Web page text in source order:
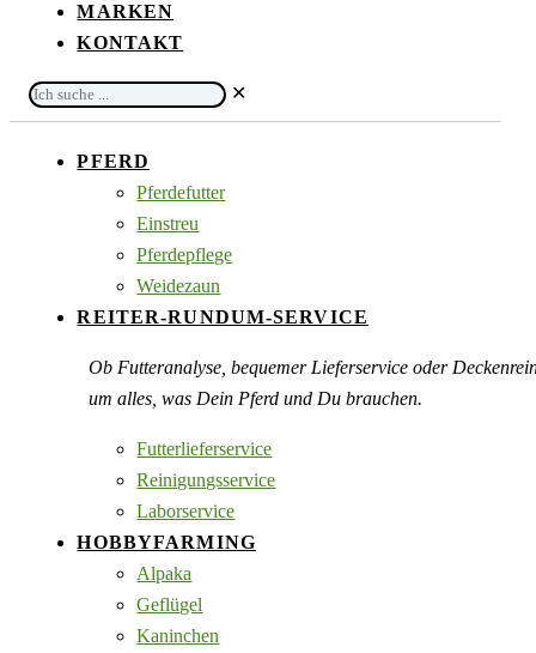
MARKEN
KONTAKT
Ich
suche
✕
PFERD
Pferdefutter
Einstreu
Pferdepflege
Weidezaun
REITER-RUNDUM-SERVICE
Ob Futteranalyse, bequemer Lieferservice oder
um alles, was Dein Pferd und Du brauchen.
Futterlieferservice
Reinigungsservice
Laborservice
HOBBYFARMING
Alpaka
Geflügel
Kaninchen